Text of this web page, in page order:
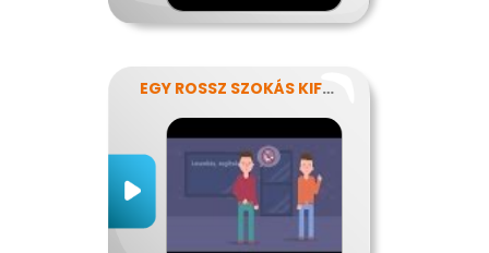
EGY ROSSZ SZOKÁS KIFÜSTÖLÉSE